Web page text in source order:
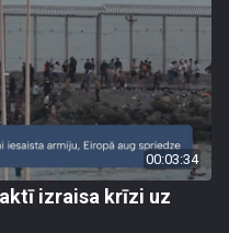
00:03:34
izraisa krīzi uz